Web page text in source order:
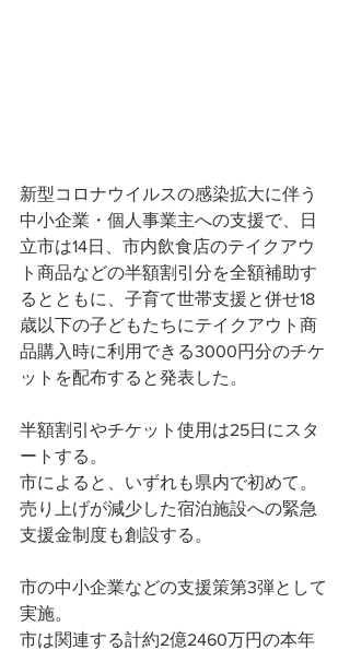
新型コロナウイルスの感染拡大に伴う
中小企業・個人事業主への支援で、日
立市は14日、市内飲食店のテイクアウ
ト商品などの半額割引分を全額補助す
るとともに、子育て世帯支援と併せ18
歳以下の子どもたちにテイクアウト商
品購入時に利用できる3000円分のチケ
ットを配布すると発表した。
半額割引やチケット使用は25日にスタ
ートする。
市によると、いずれも県内で初めて。
売り上げが減少した宿泊施設への緊急
支援金制度も創設する。
市の中小企業などの支援策第3弾として
実施。
市は関連する計約2億2460万円の本年